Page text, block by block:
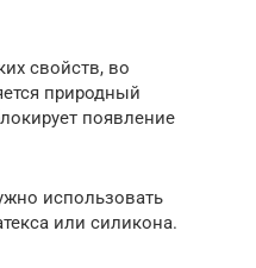
свойств, во
природный
появление
использовать
или силикона.